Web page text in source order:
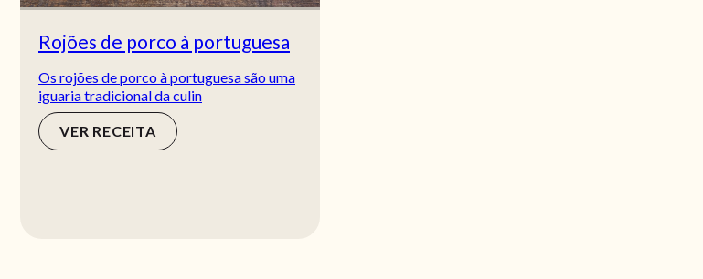
Rojões de porco à portuguesa
Os rojões de porco à portuguesa são uma
iguaria tradicional da culin
VER RECEITA